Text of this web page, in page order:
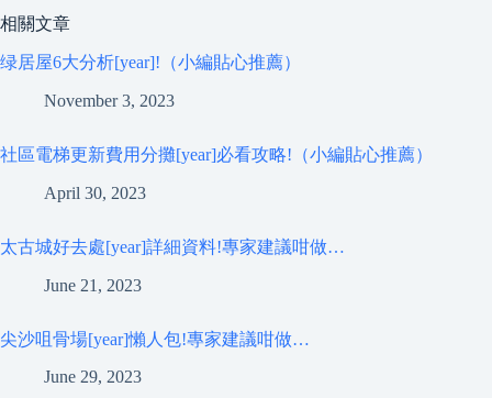
相關文章
绿居屋6大分析[year]!（小編貼心推薦）
November 3, 2023
社區電梯更新費用分攤[year]必看攻略!（小編貼心推薦）
April 30, 2023
太古城好去處[year]詳細資料!專家建議咁做…
June 21, 2023
尖沙咀骨場[year]懶人包!專家建議咁做…
June 29, 2023